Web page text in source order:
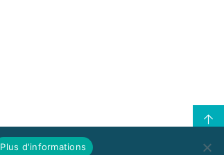
CONTACTEZ LA CPME
Plus d'informations